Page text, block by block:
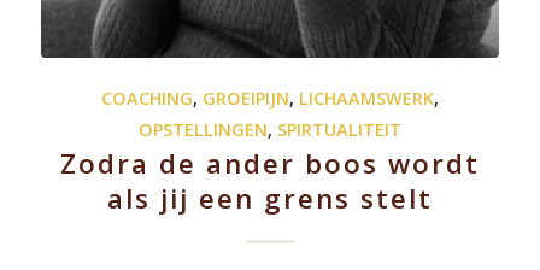
COACHING, GROEIPIJN, LICHAAMSWERK,
OPSTELLINGEN, SPIRTUALITEIT
Zodra de ander boos wordt
als jij een grens stelt